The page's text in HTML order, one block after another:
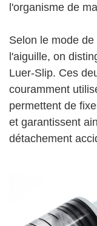
l'organisme de
Selon le mode
l'aiguille, on
Luer-Slip. Ces
couramment
permettent de
et garantissent
détachement